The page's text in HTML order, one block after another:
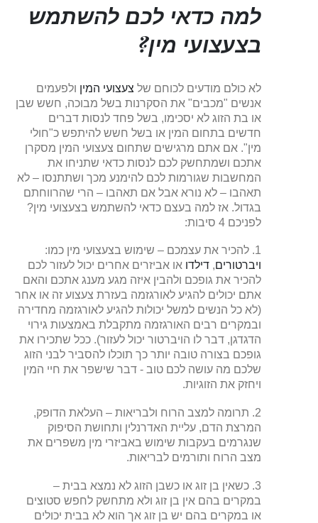
למה כדאי לכם להשתמש
בצעצועי מין?
לא כולם מודעים לכוחם של צעצועי המין ולפעמים
אנשים "מכבים" את הסקרנות בשל מבוכה, חשש שבן
או בת הזוג לא יסכימו, בשל פחד לנסות דברים
חדשים בתחום המין או בשל חשש להיתפש כ"חולי
מין". אם אתם מרגישים שתחום צעצועי המין מסקרן
אתכם ושמתחשק לכם לנסות כדאי שתניחו את
המחשבות שגורמות לכם להימנע מכך ושתתנסו – לא
תאהבו – לא נורא אבל אם תאהבו – הרי שהרווחתם
בגדול. אז למה בעצם כדאי להשתמש בצעצועי מין?
לפניכם 4 סיבות:
1. להכיר את עצמכם – שימוש בצעצועי מין כמו:
ויברטורים, דילדו או אביזרים אחרים יכול לעזור לכם
להכיר את גופכם ולהבין איזה מגע מענג אתכם והאם
אתם יכולים להגיע לאורגזמה בעזרת צעצוע זה או אחר
(לא כל הנשים למשל יכולות להגיע לאורגזמה מחדירה
ובמקרים רבים האורגזמה מתקבלת באמצעות גירוי
הדגדגן, דבר לו הויברטור יכול לעזור). ככל שתכירו את
גופכם בצורה טובה יותר כך תוכלו להסביר לבני הזוג
שלכם מה עושה לכם טוב - דבר שישפר את חיי המין
ויחזק את הזוגיות.
2. תרומה למצב הרוח ולבריאות – העלאת הדופק,
המרצת הדם, עליית האדרנלין ותחושת הסיפוק
שנגרמים בעקבות שימוש באביזרי מין משפרים את
מצב הרוח ותורמים לבריאות.
3. כשאין בן זוג או כשבן הזוג לא נמצא בבית –
במקרים בהם אין בן זוג ולא מתחשק לחפש סטוצים
או במקרים בהם יש בן זוג אך הוא לא בבית יכולים